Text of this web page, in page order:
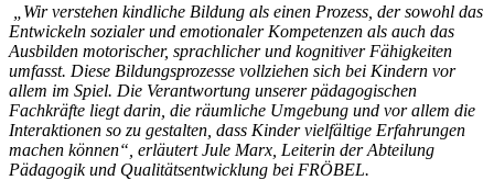
„Wir verstehen kindliche Bildung als einen Prozess, der sowohl das
Entwickeln sozialer und emotionaler Kompetenzen als auch das
Ausbilden motorischer, sprachlicher und kognitiver Fähigkeiten
umfasst. Diese Bildungsprozesse vollziehen sich bei Kindern vor
allem im Spiel. Die Verantwortung unserer pädagogischen
Fachkräfte liegt darin, die räumliche Umgebung und vor allem die
Interaktionen so zu gestalten, dass Kinder vielfältige Erfahrungen
machen können“, erläutert Jule Marx, Leiterin der Abteilung
Pädagogik und Qualitätsentwicklung bei FRÖBEL.